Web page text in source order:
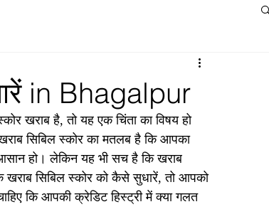
in Bhagalpur
खराब है, तो यह एक चिंता का विषय हो
सिबिल स्कोर का मतलब है कि आपका
हो। लेकिन यह भी सच है कि खराब
सिबिल स्कोर को कैसे सुधारें, तो आपको
कि आपकी क्रेडिट हिस्ट्री में क्या गलत